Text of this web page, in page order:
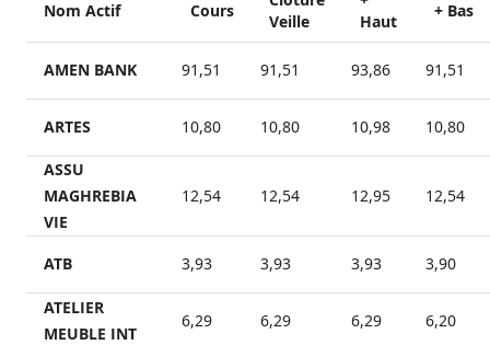
Nom Actif Cours
Veille
Haut
+ Bas
AMEN BANK 91,51 91,51 93,86 91,51
ARTES 10,80 10,80 10,98 10,80
ASSU
MAGHREBIA
VIE
12,54 12,54 12,95 12,54
ATB 3,93 3,93 3,93 3,90
ATELIER
MEUBLE INT
6,29 6,29 6,29 6,20